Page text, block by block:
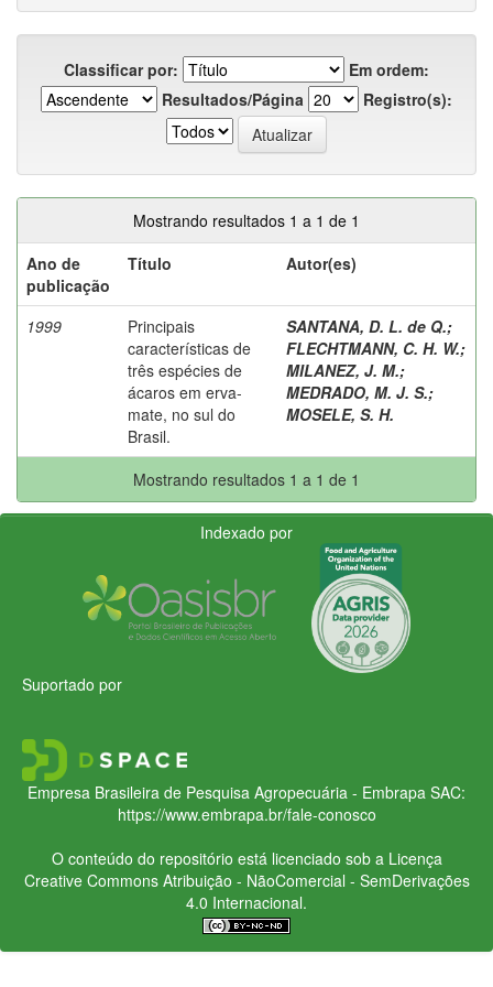
Classificar por:
Em ordem:
Resultados/Página
Registro(s):
Mostrando resultados 1 a 1 de 1
Ano de
publicação
Título Autor(es)
1999
Principais
características de
três espécies de
ácaros em erva-
mate, no sul do
Brasil.
SANTANA, D. L. de Q.;
FLECHTMANN, C. H. W.;
MILANEZ, J. M.;
MEDRADO, M. J. S.;
MOSELE, S. H.
Mostrando resultados 1 a 1 de 1
Indexado por
Suportado por
Empresa Brasileira de Pesquisa Agropecuária - Embrapa SAC:
https://www.embrapa.br/fale-conosco
O conteúdo do repositório está licenciado sob a Licença
Creative CommonsAtribuição - NãoComercial - SemDerivações
4.0 Internacional.